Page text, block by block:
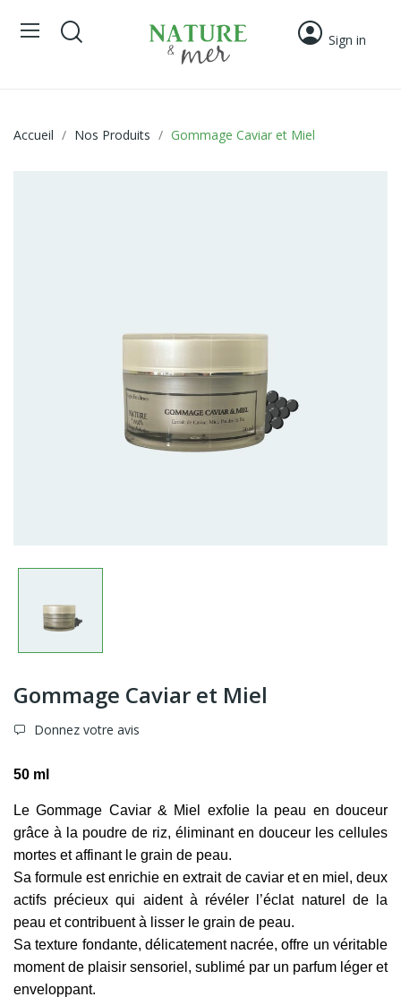
Sign in
Accueil Nos Produits Gommage Caviar et Miel
Gommage Caviar et Miel
Donnez votre avis
50 ml
Le Gommage Caviar & Miel exfolie la peau en douceur
grâce à la poudre de riz, éliminant en douceur les cellules
mortes et affinant le grain de peau.
Sa formule est enrichie en extrait de caviar et en miel, deux
actifs précieux qui aident à révéler l’éclat naturel de la
peau et contribuent à lisser le grain de peau.
Sa texture fondante, délicatement nacrée, offre un véritable
moment de plaisir sensoriel, sublimé par un parfum léger et
enveloppant.